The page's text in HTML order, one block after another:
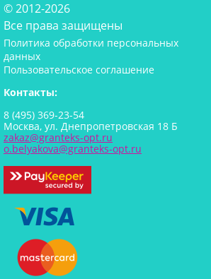
© 2012-2026
Все права защищены
Политика обработки персональных
данных
Пользовательское соглашение
Контакты:
8 (495) 369-23-54
Москва, ул. Днепропетровская 18 Б
zakaz@granteks-opt.ru
o.belyakova@granteks-opt.ru